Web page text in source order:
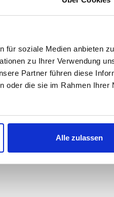
für soziale Medien anbieten
zu Ihrer Verwendung
Partner führen diese
oder die sie im Rahmen Ihrer
Alle zulassen
mais
nous vous